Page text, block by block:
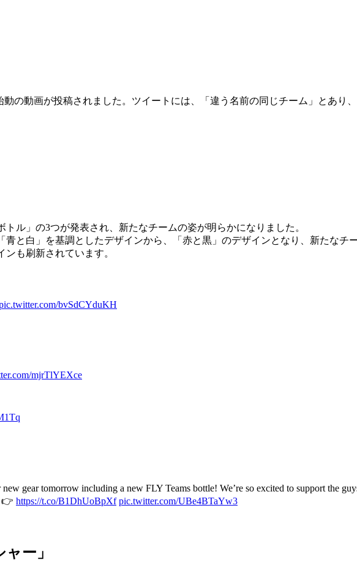
の動画が投稿されました。ツイートには、「違う名前の同じチーム」とあり
ル」の3つが発表され、新たなチームの姿が明らかになりました。
と白」を基調としたデザインから、「赤と黒」のデザインとなり、新たなチ
も刷新されています。
bvSdCYduKH
mjrTlYEXce
gear tomorrow including a new FLY Teams bottle! We’re so excited to support the
👉 https://t.co/B1DhUoBpXf pic.twitter.com/UBe4BTaYw3
ー」